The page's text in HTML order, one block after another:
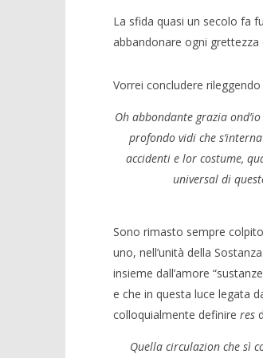
La sfida quasi un secolo fa
abbandonare ogni
Vorrei concludere
Oh abbondante grazia
profondo vidi che
accidenti e lor costume,
universal di
Sono rimasto sempre
uno, nell’unità della
insieme dall’amore
e che in questa luce legata
colloquialmente definire res
Quella circulazion che sì